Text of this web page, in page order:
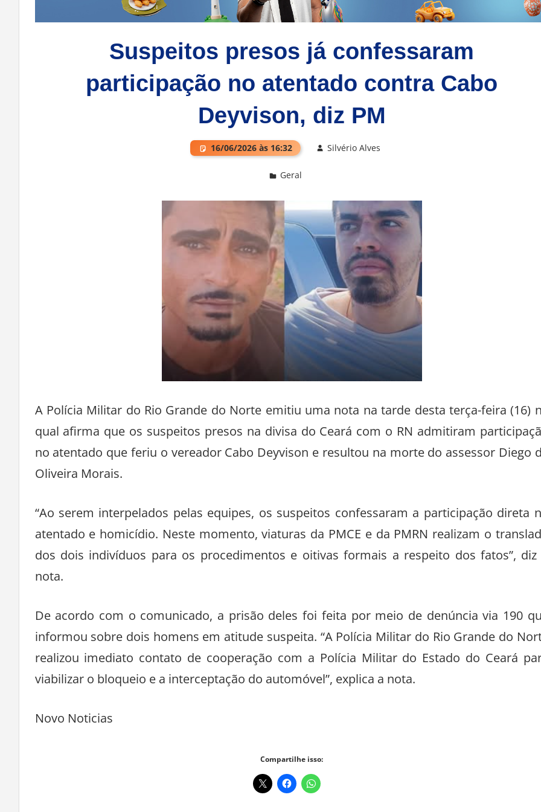
Suspeitos presos já confessaram
participação no atentado contra Cabo
Deyvison, diz PM
16/06/2026 às 16:32 Silvério Alves
Geral
A Polícia Militar do Rio Grande do Norte emitiu uma nota na tarde desta terça-feira (16)
qual afirma que os suspeitos presos na divisa do Ceará com o RN admitiram
no atentado que feriu o vereador Cabo Deyvison e resultou na morte do assessor Diego
Oliveira Morais.
“Ao serem interpelados pelas equipes, os suspeitos confessaram a participação direta
atentado e homicídio. Neste momento, viaturas da PMCE e da PMRN realizam o
dos dois indivíduos para os procedimentos e oitivas formais a respeito dos fatos”, diz
nota.
De acordo com o comunicado, a prisão deles foi feita por meio de denúncia via 190
informou sobre dois homens em atitude suspeita. “A Polícia Militar do Rio Grande do
realizou imediato contato de cooperação com a Polícia Militar do Estado do Ceará
viabilizar o bloqueio e a interceptação do automóvel”, explica a nota.
Novo Noticias
Compartilhe isso: